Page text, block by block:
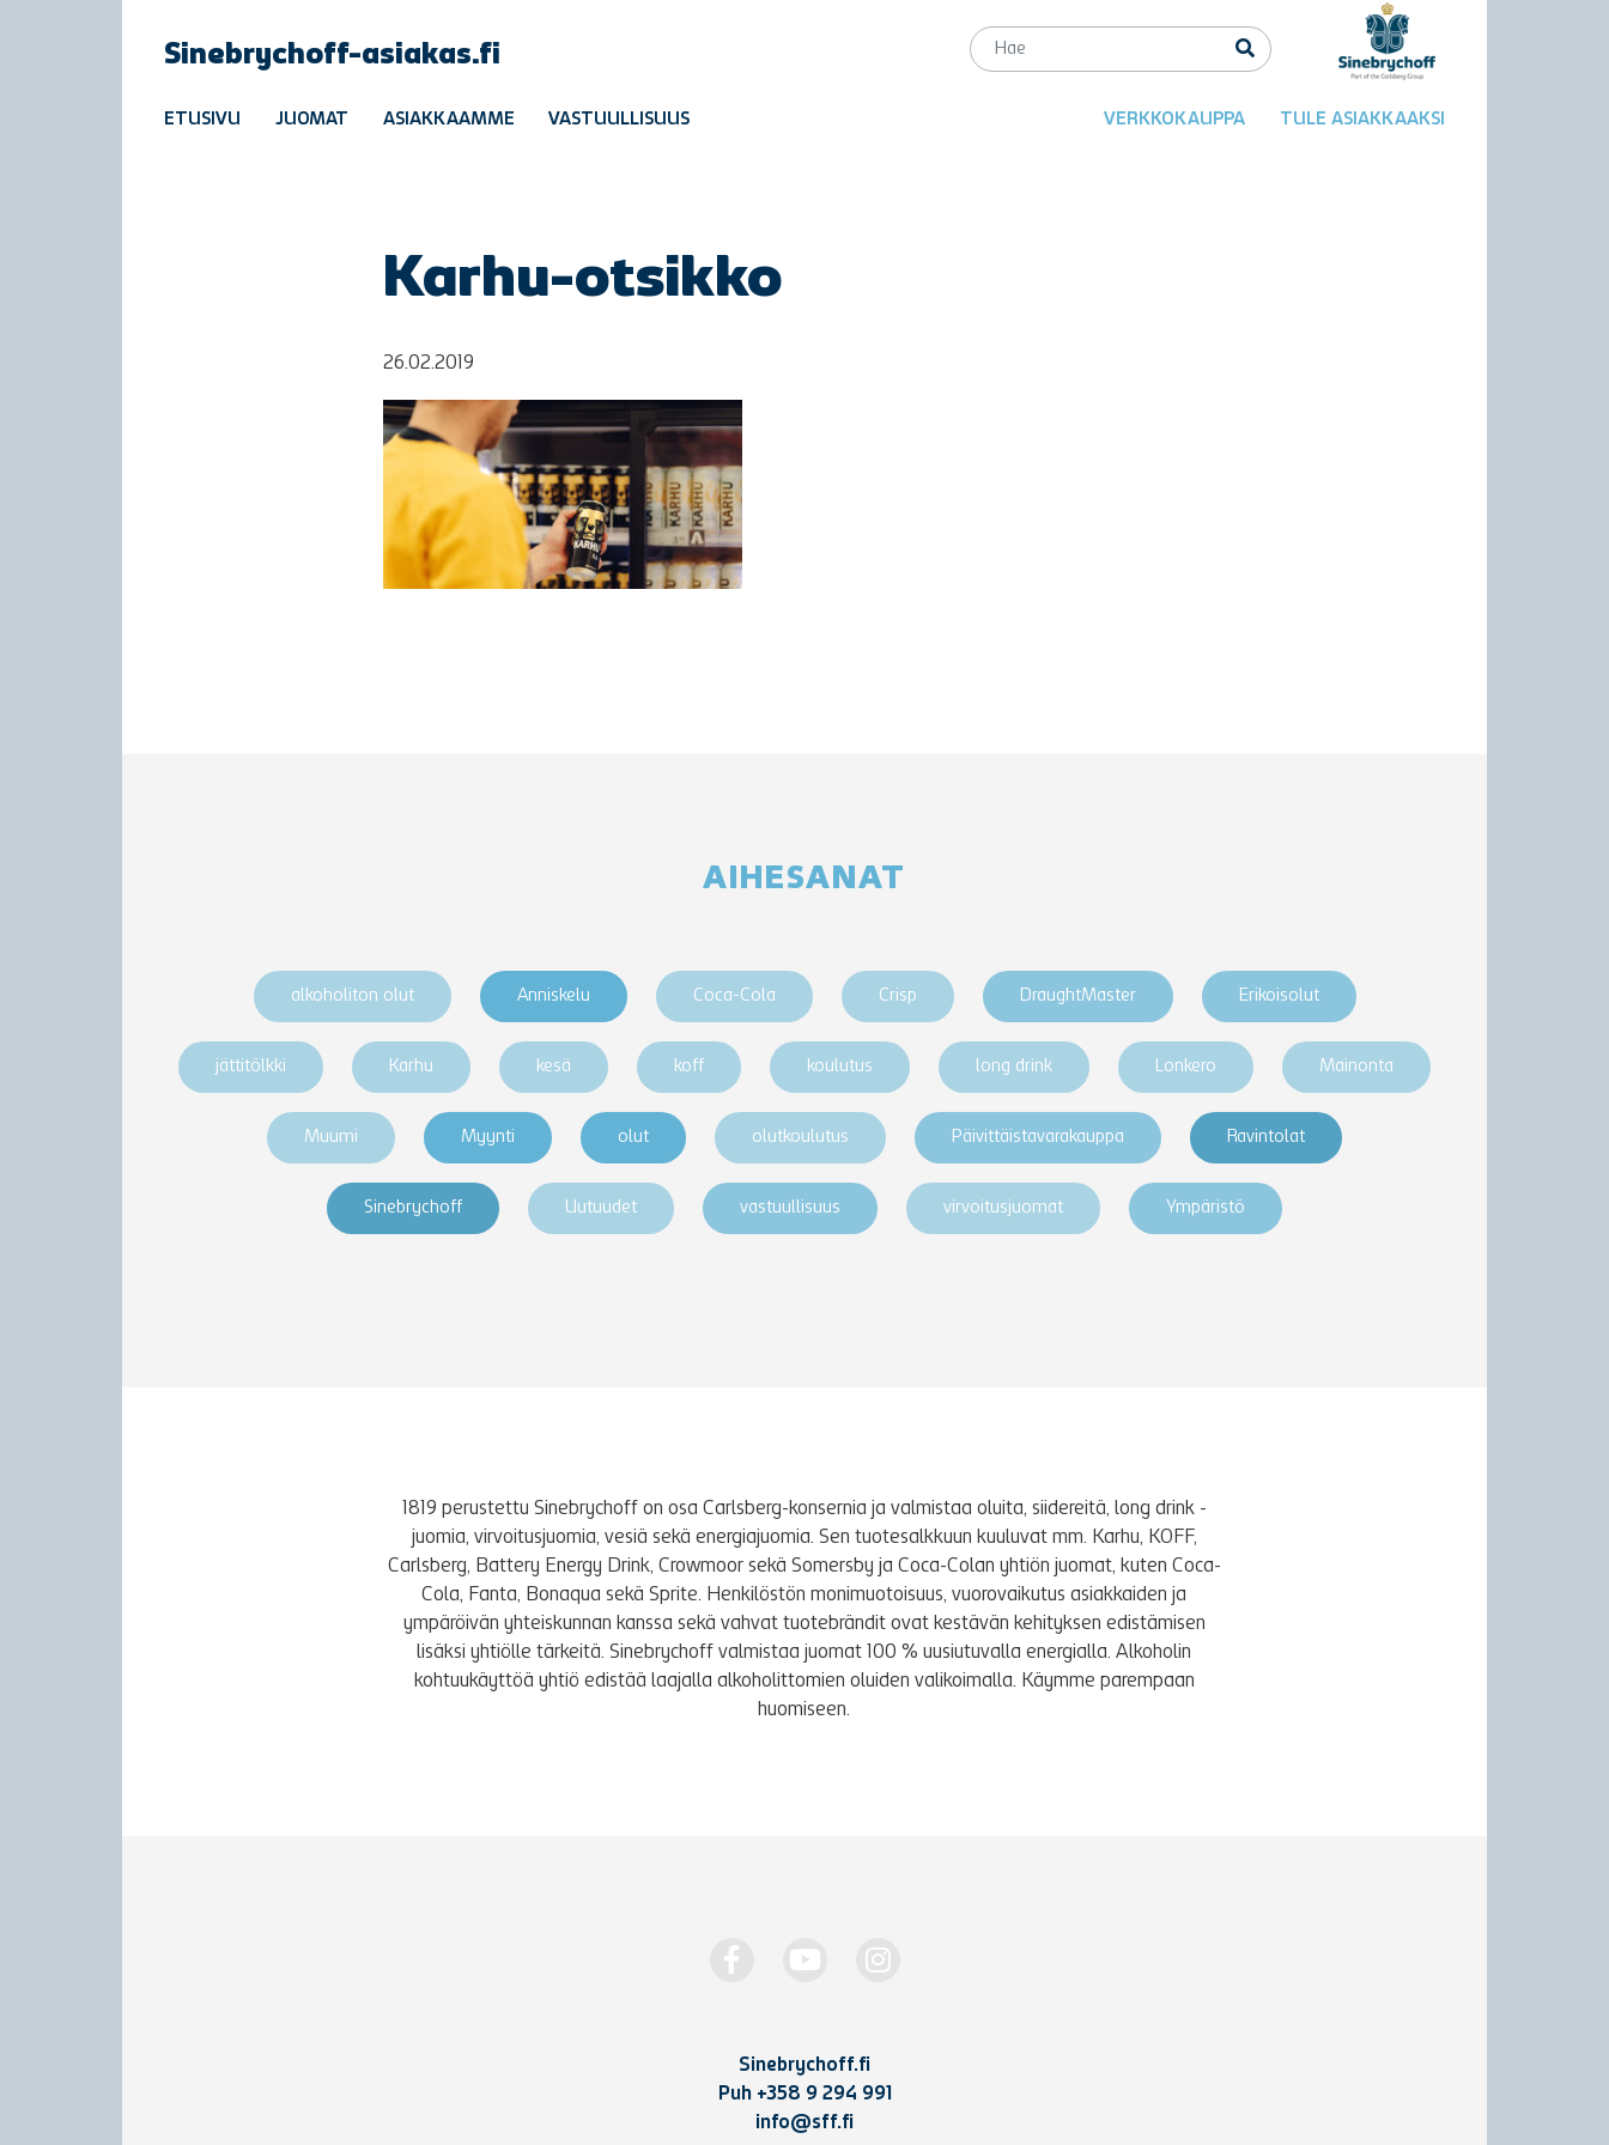
Sinebrychoff-asiakas.fi
ETUSIVU JUOMAT ASIAKKAAMME VASTUULLISUUS VERKKOKAUPPA TULE ASIAKKAAKSI
Karhu-otsikko
26.02.2019
AIHESANAT
alkoholiton olut Anniskelu Coca-Cola Crisp DraughtMaster Erikoisolut
jättitölkki Karhu kesä koff koulutus long drink Lonkero Mainonta
Muumi Myynti olut olutkoulutus Päivittäistavarakauppa Ravintolat
Sinebrychoff Uutuudet vastuullisuus virvoitusjuomat Ympäristö
1819 perustettu Sinebrychoff on osa Carlsberg-konsernia ja valmistaa oluita, siidereitä, long drink -
juomia, virvoitusjuomia, vesiä sekä energiajuomia. Sen tuotesalkkuun kuuluvat mm. Karhu, KOFF,
Carlsberg, Battery Energy Drink, Crowmoor sekä Somersby ja Coca-Colan yhtiön juomat, kuten Coca-
Cola, Fanta, Bonaqua sekä Sprite. Henkilöstön monimuotoisuus, vuorovaikutus asiakkaiden ja
ympäröivän yhteiskunnan kanssa sekä vahvat tuotebrändit ovat kestävän kehityksen edistämisen
lisäksi yhtiölle tärkeitä. Sinebrychoff valmistaa juomat 100 % uusiutuvalla energialla. Alkoholin
kohtuukäyttöä yhtiö edistää laajalla alkoholittomien oluiden valikoimalla. Käymme parempaan
huomiseen.
Sinebrychoff.fi
Puh +358 9 294 991
info@sff.fi